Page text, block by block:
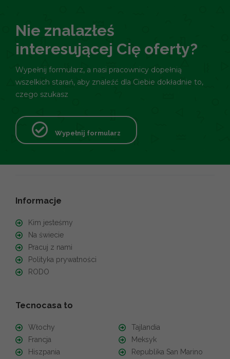
Nie znalazłeś
interesującej Cię oferty?
Wypełnij formularz, a nasi pracownicy dopełnią
wszelkich starań, aby znaleźć dla Ciebie dokładnie to,
czego szukasz
Wypełnij formularz
Informacje
Kim jesteśmy
Na świecie
Pracuj z nami
Polityka prywatności
RODO
Tecnocasa to
Włochy
Francja
Hiszpania
Tajlandia
Meksyk
Republika San Marino